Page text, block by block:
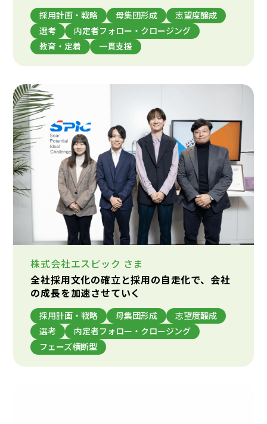
採用計画・戦略 母集団形成
志望度醸成
選考
内定者フォロー・クロージング
教育・定着
一貫支援
株式会社エスピック さま
全社採用文化の確立と採用の自走化で、会社
の成長を加速させていく
採用計画・戦略 母集団形成
志望度醸成
選考
内定者フォロー・クロージング
フェーズ横断型